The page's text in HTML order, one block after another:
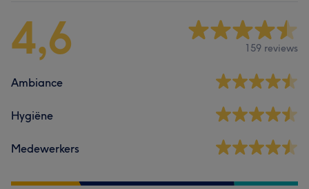
4,6 159 reviews
Ambiance
Hygiëne
Medewerkers